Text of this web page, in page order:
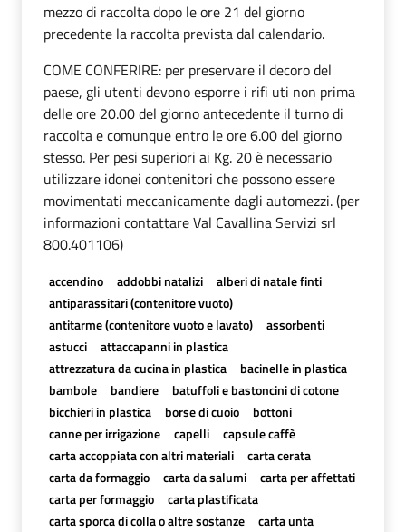
mezzo di raccolta dopo le ore 21 del giorno
precedente la raccolta prevista dal calendario.
COME CONFERIRE: per preservare il decoro del
paese, gli utenti devono esporre i rifi uti non prima
delle ore 20.00 del giorno antecedente il turno di
raccolta e comunque entro le ore 6.00 del giorno
stesso. Per pesi superiori ai Kg. 20 è necessario
utilizzare idonei contenitori che possono essere
movimentati meccanicamente dagli automezzi. (per
informazioni contattare Val Cavallina Servizi srl
800.401106)
accendino addobbi natalizi
alberi di natale finti
antiparassitari (contenitore vuoto)
antitarme (contenitore vuoto e lavato)
assorbenti
astucci
attaccapanni in plastica
attrezzatura da cucina in plastica
bacinelle in plastica
bambole
bandiere
batuffoli e bastoncini di cotone
bicchieri in plastica
borse di cuoio
bottoni
canne per irrigazione
capelli
capsule caffè
carta accoppiata con altri materiali
carta cerata
carta da formaggio
carta da salumi
carta per affettati
carta per formaggio
carta plastificata
carta sporca di colla o altre sostanze
carta unta